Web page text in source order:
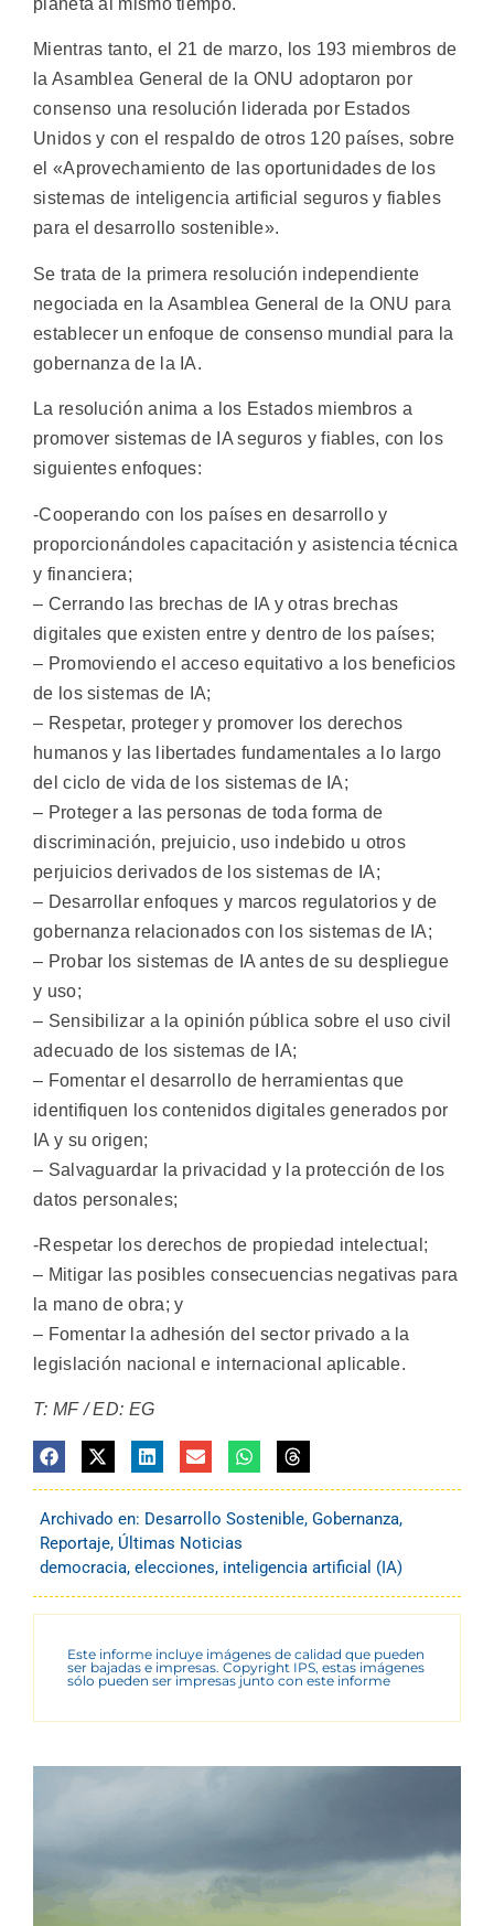
planeta al mismo tiempo.
Mientras tanto, el 21 de marzo, los 193 miembros de
la Asamblea General de la ONU adoptaron por
consenso una resolución liderada por Estados
Unidos y con el respaldo de otros 120 países, sobre
el «Aprovechamiento de las oportunidades de los
sistemas de inteligencia artificial seguros y fiables
para el desarrollo sostenible».
Se trata de la primera resolución independiente
negociada en la Asamblea General de la ONU para
establecer un enfoque de consenso mundial para la
gobernanza de la IA.
La resolución anima a los Estados miembros a
promover sistemas de IA seguros y fiables, con los
siguientes enfoques:
-Cooperando con los países en desarrollo y
proporcionándoles capacitación y asistencia técnica
y financiera;
– Cerrando las brechas de IA y otras brechas
digitales que existen entre y dentro de los países;
– Promoviendo el acceso equitativo a los beneficios
de los sistemas de IA;
– Respetar, proteger y promover los derechos
humanos y las libertades fundamentales a lo largo
del ciclo de vida de los sistemas de IA;
– Proteger a las personas de toda forma de
discriminación, prejuicio, uso indebido u otros
perjuicios derivados de los sistemas de IA;
– Desarrollar enfoques y marcos regulatorios y de
gobernanza relacionados con los sistemas de IA;
– Probar los sistemas de IA antes de su despliegue
y uso;
– Sensibilizar a la opinión pública sobre el uso civil
adecuado de los sistemas de IA;
– Fomentar el desarrollo de herramientas que
identifiquen los contenidos digitales generados por
IA y su origen;
– Salvaguardar la privacidad y la protección de los
datos personales;
-Respetar los derechos de propiedad intelectual;
– Mitigar las posibles consecuencias negativas para
la mano de obra; y
– Fomentar la adhesión del sector privado a la
legislación nacional e internacional aplicable.
T: MF / ED: EG
Archivado en: Desarrollo Sostenible, Gobernanza,
Reportaje, Últimas Noticias
democracia, elecciones, inteligencia artificial (IA)
Este informe incluye imágenes de calidad que pueden
ser bajadas e impresas. Copyright IPS, estas imágenes
sólo pueden ser impresas junto con este informe